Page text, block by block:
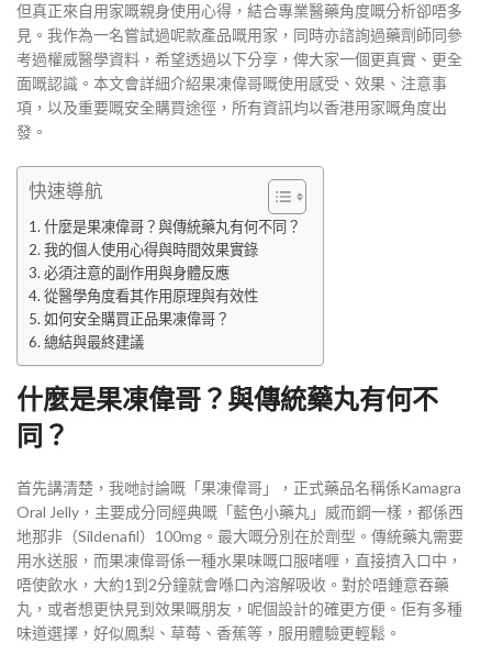
但真正來自用家嘅親身使用心得，結合專業醫藥角度嘅分析卻唔多
見。我作為一名嘗試過呢款產品嘅用家，同時亦諮詢過藥劑師同參
考過權威醫學資料，希望透過以下分享，俾大家一個更真實、更全
面嘅認識。本文會詳細介紹果凍偉哥嘅使用感受、效果、注意事
項，以及重要嘅安全購買途徑，所有資訊均以香港用家嘅角度出
發。
快速導航
什麼是果凍偉哥？與傳統藥丸有何不同？
我的個人使用心得與時間效果實錄
必須注意的副作用與身體反應
從醫學角度看其作用原理與有效性
如何安全購買正品果凍偉哥？
總結與最終建議
什麼是果凍偉哥？與傳統藥丸有何不
同？
首先講清楚，我哋討論嘅「果凍偉哥」，正式藥品名稱係Kamagra
Oral Jelly，主要成分同經典嘅「藍色小藥丸」威而鋼一樣，都係西
地那非（Sildenafil）100mg。最大嘅分別在於劑型。傳統藥丸需要
用水送服，而果凍偉哥係一種水果味嘅口服啫喱，直接擠入口中，
唔使飲水，大約1到2分鐘就會喺口內溶解吸收。對於唔鍾意吞藥
丸，或者想更快見到效果嘅朋友，呢個設計的確更方便。佢有多種
味道選擇，好似鳳梨、草莓、香蕉等，服用體驗更輕鬆。